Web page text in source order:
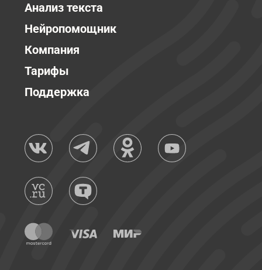
Анализ текста
Нейропомощник
Компания
Тарифы
Поддержка